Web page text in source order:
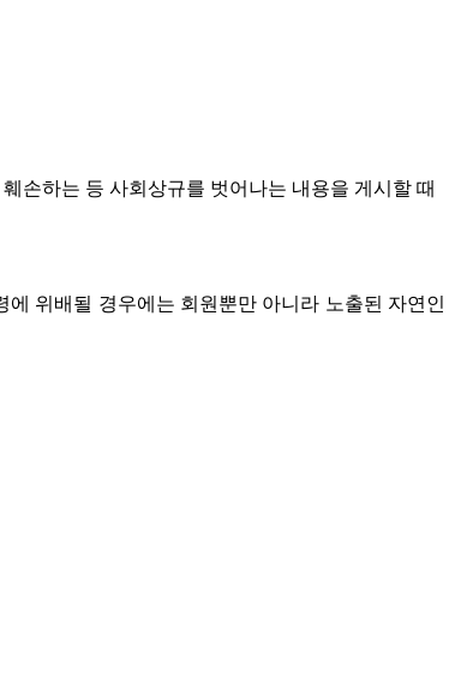
손하는 등 사회상규를 벗어나는 내용을 게시할 때
위배될 경우에는 회원뿐만 아니라 노출된 자연인